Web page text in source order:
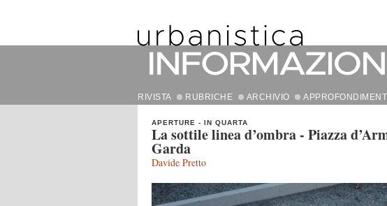
RIVISTA RUBRICHE ARCHIVIO APPROFONDIMENTI
APERTURE - IN QUARTA
La sottile linea d’ombra - Piazza
Garda
Davide Pretto